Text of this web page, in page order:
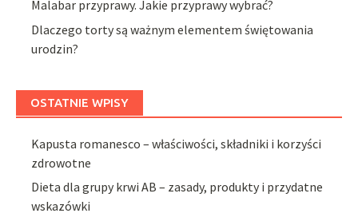
Malabar przyprawy. Jakie przyprawy wybrać?
Dlaczego torty są ważnym elementem świętowania
urodzin?
OSTATNIE WPISY
Kapusta romanesco – właściwości, składniki i korzyści
zdrowotne
Dieta dla grupy krwi AB – zasady, produkty i przydatne
wskazówki